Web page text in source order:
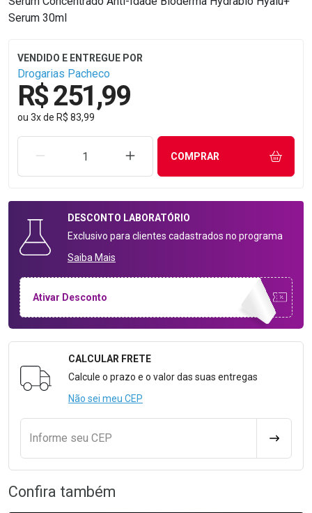
Serum 30ml
Drogarias Pacheco
R$ 251,99
ou 3xde R$ 83,99
REMOVER UMA UNIDADEAUMENTAR UMA UNIDADE
COMPRAR
DESCONTO LABORATÓRIO
Exclusivo para clientes cadastrados no programa
Saiba Mais
Ativar Desconto
Formulário para Calcular o Frete
CALCULAR FRETE
Calcule o prazo e o valor das suas entregas
Não sei meu CEP
Informe seu CEP
Confira também